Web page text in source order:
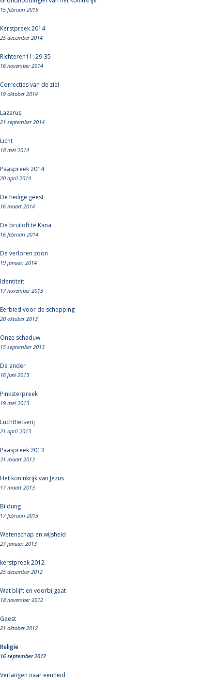
15 februari 2015
Kerstpreek 2014
25 december 2014
Richteren11: 29-35
16 november 2014
Correcties van de ziel
19 oktober 2014
Lazarus
21 september 2014
Licht
18 mei 2014
Paaspreek 2014
20 april 2014
De heilige geest
16 maart 2014
De bruiloft te Kana
16 februari 2014
De verloren zoon
19 januari 2014
Identiteit
17 november 2013
Eerbied voor de schepping
20 oktober 2013
Onze schaduw
15 september 2013
De ander
16 juni 2013
Pinksterpreek
19 mei 2013
Luchtfietserij
21 april 2013
Paaspreek 2013
31 maart 2013
Het koninkrijk van Jezus
17 maart 2013
Bildung
17 februari 2013
Wetenschap en wijsheid
27 januari 2013
kerstpreek 2012
25 december 2012
Wat blijft en voorbijgaat
18 november 2012
Geest
21 oktober 2012
Religie
16 september 2012
Verlangen naar eenheid